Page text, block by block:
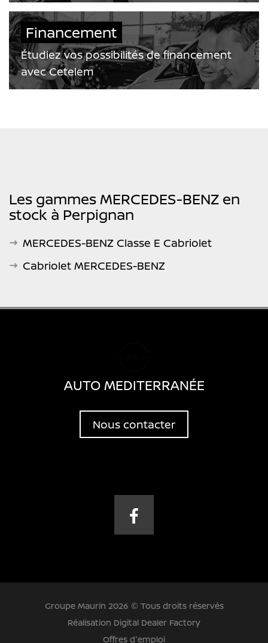
Financement
Étudiez vos possibilités de financement
avec Cetelem
Les gammes MERCEDES-BENZ en
stock à Perpignan
MERCEDES-BENZ Classe E Cabriolet
Cabriolet MERCEDES-BENZ
AUTO MEDITERRANÉE
Nous contacter
Groupe Maurin 2026 © Tous droits réservés
Réalisation Digital Dealer Factory
Offres d'emploi